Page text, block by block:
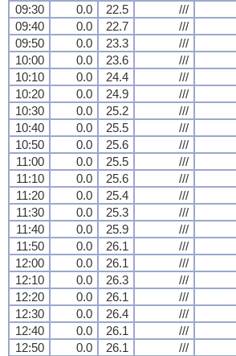
09:30
0.0 22.5 ///
09:40
0.0 22.7 ///
09:50
0.0 23.3 ///
10:00
0.0 23.6 ///
10:10
0.0 24.4 ///
10:20
0.0 24.9 ///
10:30
0.0 25.2 ///
10:40
0.0 25.5 ///
10:50
0.0 25.6 ///
11:00
0.0 25.5 ///
11:10
0.0 25.6 ///
11:20
0.0 25.4 ///
11:30
0.0 25.3 ///
11:40
0.0 25.9 ///
11:50
0.0 26.1 ///
12:00
0.0 26.1 ///
12:10
0.0 26.3 ///
12:20
0.0 26.1 ///
12:30
0.0 26.4 ///
12:40
0.0 26.1 ///
12:50
0.0 26.1 ///